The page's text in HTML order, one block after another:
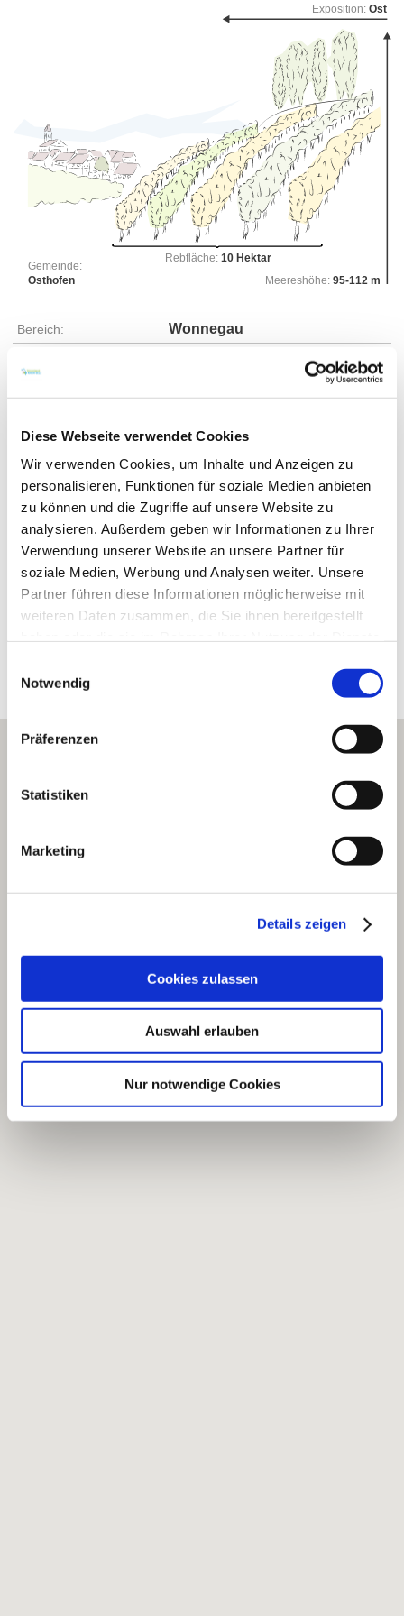
Diese Webseite verwendet Cookies
Wir verwenden Cookies, um Inhalte und Anzeigen zu
personalisieren, Funktionen für soziale Medien anbieten
zu können und die Zugriffe auf unsere Website zu
analysieren. Außerdem geben wir Informationen zu Ihrer
Verwendung unserer Website an unsere Partner für
soziale Medien, Werbung und Analysen weiter. Unsere
Partner führen diese Informationen möglicherweise mit
weiteren Daten zusammen, die Sie ihnen bereitgestellt
Notwendig
Präferenzen
Statistiken
Marketing
Details zeigen
Cookies zulassen
Auswahl erlauben
Nur notwendige Cookies
Rebfläche:10 Hektar
Gemeinde:
Osthofen
Meereshöhe: 95-112 m
Exposition: Ost
Bereich: Wonnegau
Bodenarten
LÖSS/PARARENDZINA
Erkunden Sie die Umgebung